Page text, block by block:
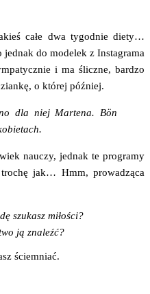
całe dwa tygo­dnie die­ty…
do mode­lek z Insta­gra­ma
i ma ślicz­ne, bar­dzo
o któ­rej później.
dla niej Mar­te­na. Bön
nauczy, jed­nak te pro­gra­my
jak… Hmm, pro­wa­dzą­ca
szu­kasz miło­ści?
ją znaleźć?
ściemniać.